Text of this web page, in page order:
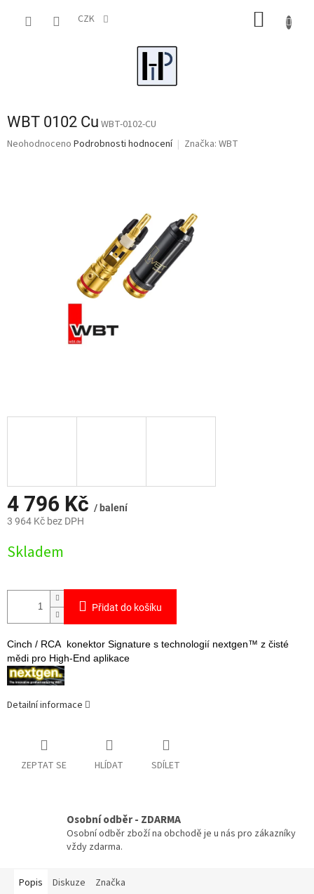
CZK
WBT 0102 Cu WBT-0102-CU
Průměrné
Neohodnoceno Podrobnosti hodnocení Značka: WBT
4 796 Kč / balení
3 964 Kč bez DPH
cena:
Skladem
Přidat do košíku
Cinch / RCA konektor Signature s technologií nextgen™ z čisté
mědi pro High-End aplikace
Detailní informace
ZEPTAT SE HLÍDAT SDÍLET
Osobní odběr - ZDARMA
Osobní odběr zboží na obchodě je u nás pro zákazníky
vždy zdarma.
Popis Diskuze Značka